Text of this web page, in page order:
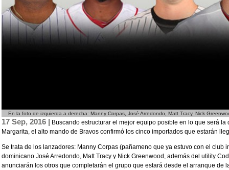
En la foto de izquierda a derecha: Manny Corpas, José Arredondo, Matt Tracy, Nick
17 Sep, 2016 | Buscando estructurar el mejor equipo posible en lo que será
Margarita, el alto mando de Bravos confirmó los cinco importados que estarán
Se trata de los lanzadores: Manny Corpas (pañameno que ya estuvo con el club
dominicano José Arredondo, Matt Tracy y Nick Greenwood, además del utility
anunciarán los otros que completarán el grupo que estará desde el arranque de